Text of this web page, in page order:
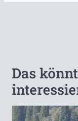
Das